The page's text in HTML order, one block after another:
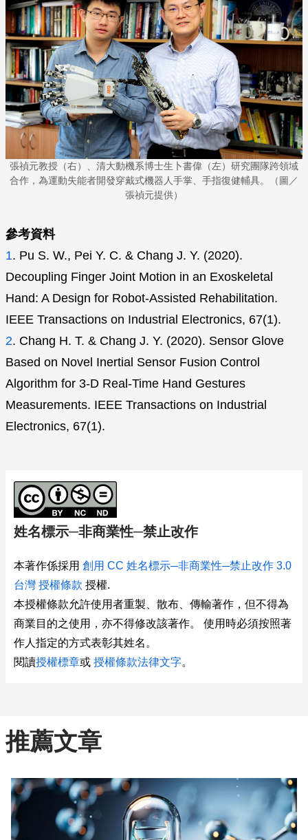
張禎元教授（右）、清大動機系博士生卜書偉（左）研究團隊跨領域
合作，為運動失能者開發穿戴式機器人手掌、手指復健輔具。（圖／
張禎元提供）
參考資料
1. Pu S. W., Pei Y. C. & Chang J. Y. (2020).
Decoupling Finger Joint Motion in an Exoskeletal
Hand: A Design for Robot-Assisted Rehabilitation.
IEEE Transactions on Industrial Electronics, 67(1).
2. Chang H. T. & Chang J. Y. (2020). Sensor Glove
Based on Novel Inertial Sensor Fusion Control
Algorithm for 3-D Real-Time Hand Gestures
Measurements. IEEE Transactions on Industrial
Electronics, 67(1).
姓名標示─非商業性─禁止改作
本著作係採用 創用 CC 姓名標示─非商業性─禁止改作 3.0
台灣 授權條款 授權.
本授權條款允許使用者重製、散布、傳輸著作，但不得為
商業目的之使用，亦不得修改該著作。 使用時必須按照著
作人指定的方式表彰其姓名。
閱讀授權標章或 授權條款法律文字。
推薦文章